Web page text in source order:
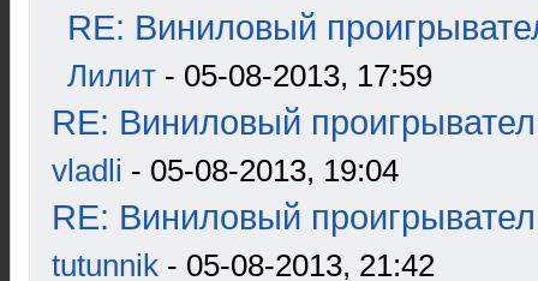
RE: Виниловый
Лилит - 05-08-2013, 17:59
RE: Виниловый
vladli - 05-08-2013, 19:04
RE: Виниловый
tutunnik - 05-08-2013, 21:42